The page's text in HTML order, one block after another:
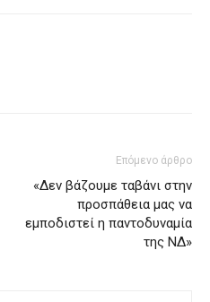
Επόμενο άρθρο
«Δεν βάζουμε ταβάνι στην
προσπάθεια μας να
εμποδιστεί η παντοδυναμία
της ΝΔ»